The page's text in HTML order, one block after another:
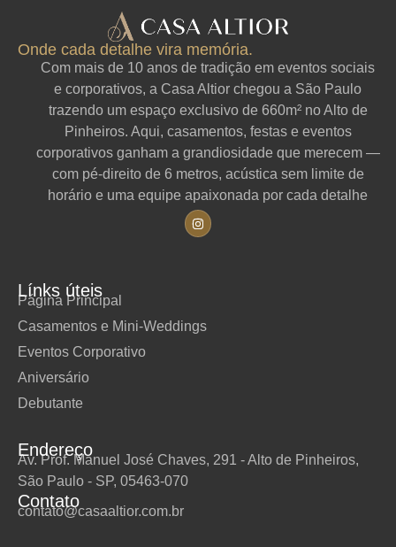
Onde cada detalhe vira memória.
Com mais de 10 anos de tradição em eventos sociais
e corporativos, a Casa Altior chegou a São Paulo
trazendo um espaço exclusivo de 660m² no Alto de
Pinheiros. Aqui, casamentos, festas e eventos
corporativos ganham a grandiosidade que merecem —
com pé-direito de 6 metros, acústica sem limite de
horário e uma equipe apaixonada por cada detalhe
Línks úteis
Página Principal
Casamentos e Mini-Weddings
Eventos Corporativo
Aniversário
Debutante
Endereço
Av. Prof. Manuel José Chaves, 291 - Alto de Pinheiros,
São Paulo - SP, 05463-070
Contato
contato@casaaltior.com.br